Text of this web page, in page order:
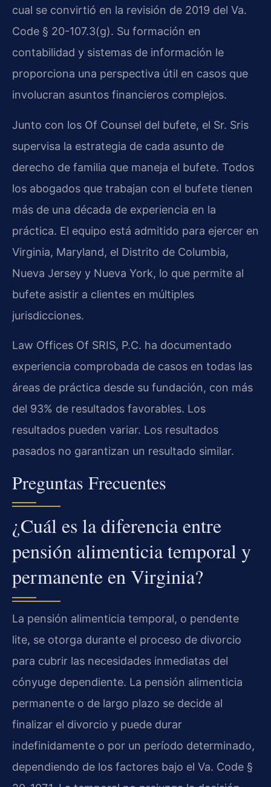
cual se convirtió en la revisión de 2019 del Va.
Code § 20-107.3(g). Su formación en
contabilidad y sistemas de información le
proporciona una perspectiva útil en casos que
involucran asuntos financieros complejos.
Junto con los Of Counsel del bufete, el Sr. Sris
supervisa la estrategia de cada asunto de
derecho de familia que maneja el bufete. Todos
los abogados que trabajan con el bufete tienen
más de una década de experiencia en la
práctica. El equipo está admitido para ejercer en
Virginia, Maryland, el Distrito de Columbia,
Nueva Jersey y Nueva York, lo que permite al
bufete asistir a clientes en múltiples
jurisdicciones.
Law Offices Of SRIS, P.C. ha documentado
experiencia comprobada de casos en todas las
áreas de práctica desde su fundación, con más
del 93% de resultados favorables. Los
resultados pueden variar. Los resultados
pasados no garantizan un resultado similar.
Preguntas Frecuentes
¿Cuál es la diferencia entre
pensión alimenticia temporal y
permanente en Virginia?
La pensión alimenticia temporal, o pendente
lite, se otorga durante el proceso de divorcio
para cubrir las necesidades inmediatas del
cónyuge dependiente. La pensión alimenticia
permanente o de largo plazo se decide al
finalizar el divorcio y puede durar
indefinidamente o por un período determinado,
dependiendo de los factores bajo el Va. Code §